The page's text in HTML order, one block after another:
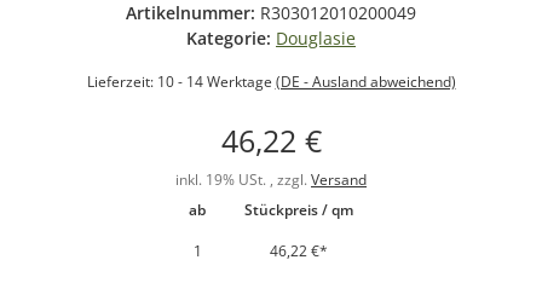
Artikelnummer: R303012010200049
Kategorie: Douglasie
Lieferzeit: 10 - 14 Werktage (DE - Ausland abweichend)
46,22 €
inkl. 19% USt. , zzgl. Versand
ab
Stückpreis / qm
1
46,22 €*